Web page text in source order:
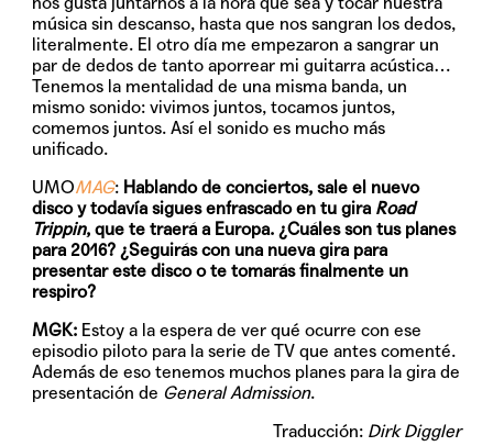
música sin descanso, hasta que nos sangran los dedos,
literalmente. El otro día me empezaron a sangrar un
par de dedos de tanto aporrear mi guitarra acústica…
Tenemos la mentalidad de una misma banda, un
mismo sonido: vivimos juntos, tocamos juntos,
comemos juntos. Así el sonido es mucho más
unificado.
UMOMAG: Hablando de conciertos, sale el nuevo
disco y todavía sigues enfrascado en tu gira Road
Trippin, que te traerá a Europa. ¿Cuáles son tus planes
para 2016? ¿Seguirás con una nueva gira para
presentar este disco o te tomarás finalmente un
respiro?
MGK: Estoy a la espera de ver qué ocurre con ese
episodio piloto para la serie de TV que antes comenté.
Además de eso tenemos muchos planes para la gira de
presentación de General Admission.
Traducción: Dirk Diggler